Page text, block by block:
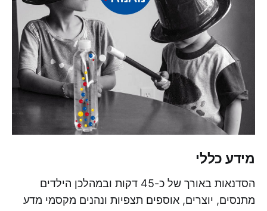
מידע כללי
הסדנאות באורך של כ-45 דקות ובמהלכן הילדים
מתנסים, יוצרים, אוספים תצפיות ונהנים מקסמי מדע